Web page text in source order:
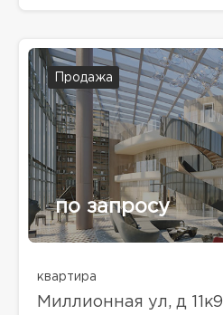
Продажа
по запросу
квартира
Миллионная ул, д 11к91